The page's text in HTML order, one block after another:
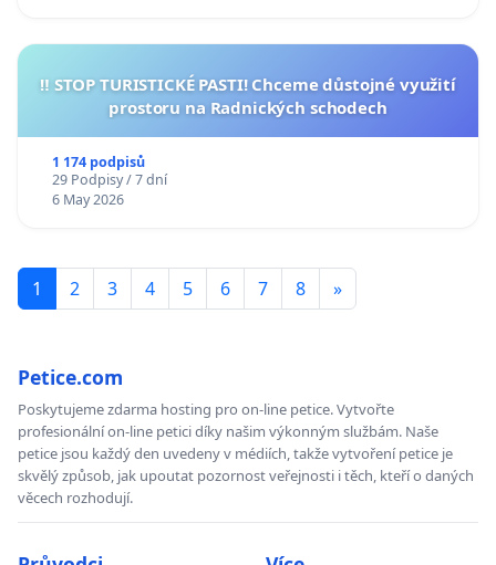
‼️ STOP TURISTICKÉ PASTI! Chceme důstojné využití
prostoru na Radnických schodech
1 174 podpisů
29 Podpisy / 7 dní
6 May 2026
1 2 3 4 5 6 7 8 »
Petice.com
Poskytujeme zdarma hosting pro on-line petice. Vytvořte
profesionální on-line petici díky našim výkonným službám. Naše
petice jsou každý den uvedeny v médiích, takže vytvoření petice je
skvělý způsob, jak upoutat pozornost veřejnosti i těch, kteří o daných
věcech rozhodují.